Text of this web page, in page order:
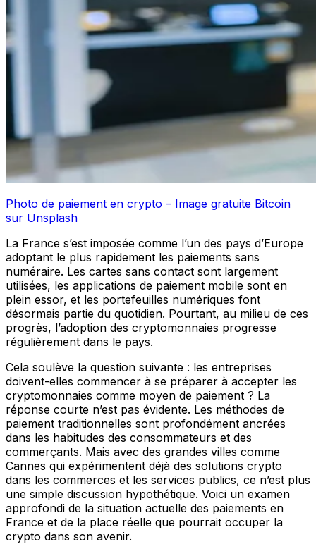
Photo de paiement en crypto – Image gratuite Bitcoin
sur Unsplash
La France s’est imposée comme l’un des pays d’Europe
adoptant le plus rapidement les paiements sans
numéraire. Les cartes sans contact sont largement
utilisées, les applications de paiement mobile sont en
plein essor, et les portefeuilles numériques font
désormais partie du quotidien. Pourtant, au milieu de ces
progrès, l’adoption des cryptomonnaies progresse
régulièrement dans le pays.
Cela soulève la question suivante : les entreprises
doivent-elles commencer à se préparer à accepter les
cryptomonnaies comme moyen de paiement ? La
réponse courte n’est pas évidente. Les méthodes de
paiement traditionnelles sont profondément ancrées
dans les habitudes des consommateurs et des
commerçants. Mais avec des grandes villes comme
Cannes qui expérimentent déjà des solutions crypto
dans les commerces et les services publics, ce n’est plus
une simple discussion hypothétique. Voici un examen
approfondi de la situation actuelle des paiements en
France et de la place réelle que pourrait occuper la
crypto dans son avenir.